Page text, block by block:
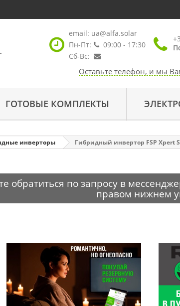
email: ua@alfa.solar
Пн-Пт:
09:00 - 17:30
Сб-Вс:
Оставьте телефон, и мы
ГОТОВЫЕ КОМПЛЕКТЫ
инверторы Гибридный инвертор FSP Xpert
обратиться по запросу в
правом нижнем